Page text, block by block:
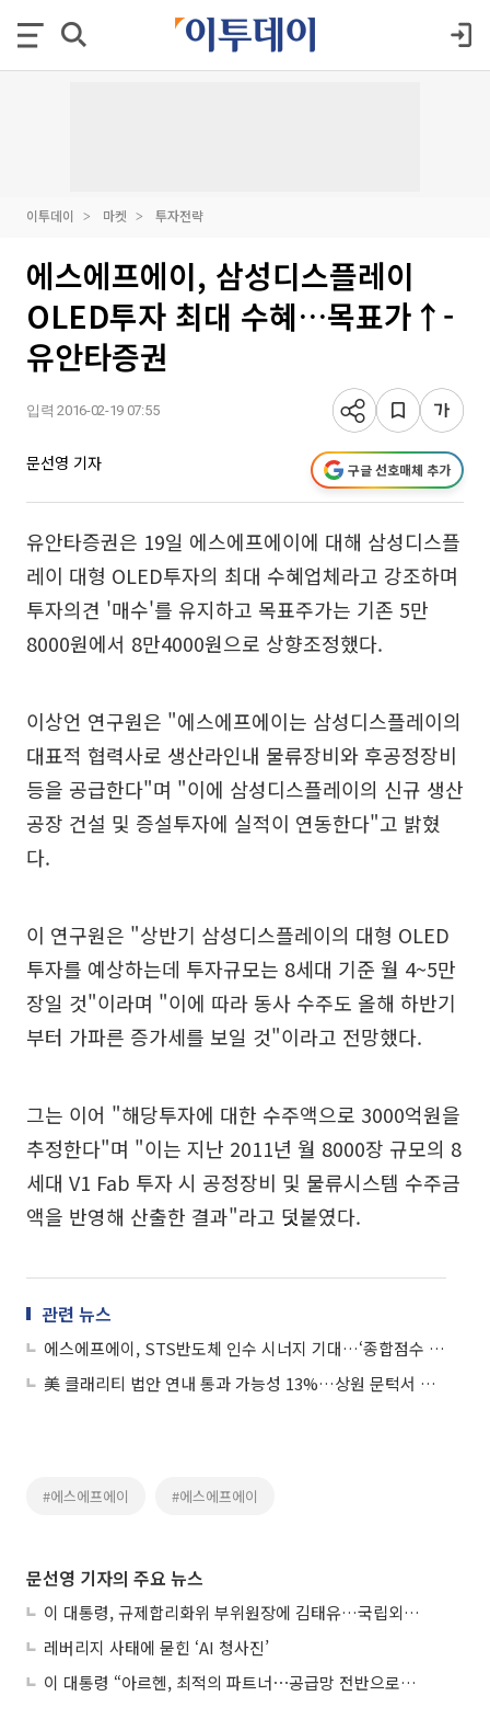
이투데이 마켓 투자전략
에스에프에이, 삼성디스플레이
OLED투자 최대 수혜…목표가↑-
유안타증권
입력 2016-02-19 07:55
문선영 기자 구글 선호매체 추가
유안타증권은 19일 에스에프에이에 대해 삼성디스플
레이 대형 OLED투자의 최대 수혜업체라고 강조하며
투자의견 '매수'를 유지하고 목표주가는 기존 5만
8000원에서 8만4000원으로 상향조정했다.
이상언 연구원은 "에스에프에이는 삼성디스플레이의
대표적 협력사로 생산라인내 물류장비와 후공정장비
등을 공급한다"며 "이에 삼성디스플레이의 신규 생산
공장 건설 및 증설투자에 실적이 연동한다"고 밝혔
다.
이 연구원은 "상반기 삼성디스플레이의 대형 OLED
투자를 예상하는데 투자규모는 8세대 기준 월 4~5만
장일 것"이라며 "이에 따라 동사 수주도 올해 하반기
부터 가파른 증가세를 보일 것"이라고 전망했다.
그는 이어 "해당투자에 대한 수주액으로 3000억원을
추정한다"며 "이는 지난 2011년 월 8000장 규모의 8
세대 V1 Fab 투자 시 공정장비 및 물류시스템 수주금
액을 반영해 산출한 결과"라고 덧붙였다.
관련 뉴스
에스에프에이, STS반도체 인수 시너지 기대…‘종합점수 75점’
美 클래리티 법안 연내 통과 가능성 13%…상원 문턱서 제동
#에스에프에이 #에스에프에이
문선영 기자의 주요 뉴스
이 대통령, 규제합리화위 부위원장에 김태유…국립외교원장 김흥규
레버리지 사태에 묻힌 ‘AI 청사진’
이 대통령 “아르헨, 최적의 파트너⋯공급망 전반으로 확대”